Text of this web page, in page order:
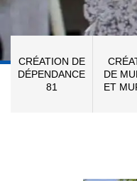
CRÉATION DE
DÉPENDANCE
81
DE
ET